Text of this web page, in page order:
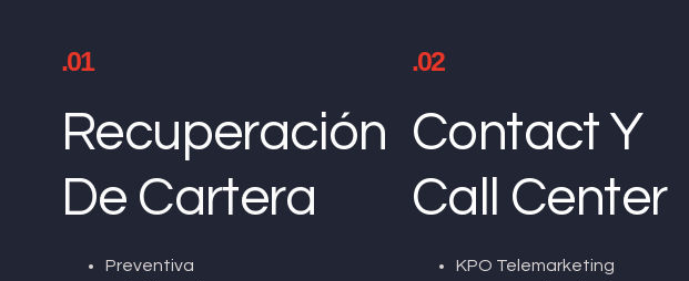
.01
Recuperación
De Cartera
Preventiva
.02
Contact Y
Call Center
KPO Telemarketing